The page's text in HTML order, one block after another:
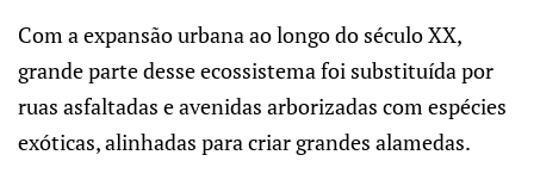
Com a expansão urbana ao longo do século XX,
grande parte desse ecossistema foi substituída por
ruas asfaltadas e avenidas arborizadas com espécies
exóticas, alinhadas para criar grandes alamedas.